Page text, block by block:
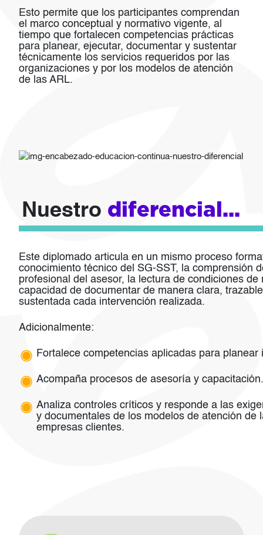
Esto permite que los participantes comprendan
el marco conceptual y normativo vigente, al
tiempo que fortalecen competencias prácticas
para planear, ejecutar, documentar y sustentar
técnicamente los servicios requeridos por las
organizaciones y por los modelos de atención
de las ARL.
Imagen
Nuestro diferencial...
Este diplomado articula en un mismo proceso
conocimiento técnico del SG-SST, la comprensión
profesional del asesor, la lectura de condiciones de
capacidad de documentar de manera clara,
sustentada cada intervención realizada.
Adicionalmente:
Fortalece competencias aplicadas para planear
Acompaña procesos de asesoría y
Analiza controles críticos y responde a las
y documentales de los modelos de atención de
empresas clientes.